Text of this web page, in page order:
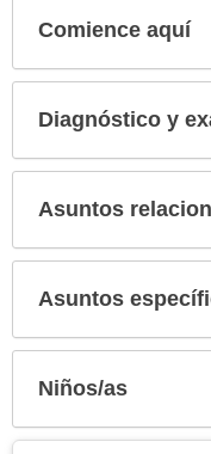
Comience aquí
Diagnóstico y
Asuntos
Asuntos
Niños/as